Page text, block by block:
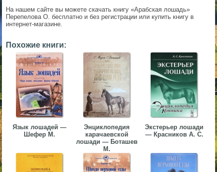
На нашем сайте вы можете скачать книгу «Арабская лошадь»
Перепелова О. бесплатно и без регистрации или купить книгу в
интернет-магазине.
Похожие книги:
Язык лошадей —
Шефер М.
Энциклопедия
карачаевской
лошади — Боташев
М.
Экстерьер лошади
— Красников А. С.
▼